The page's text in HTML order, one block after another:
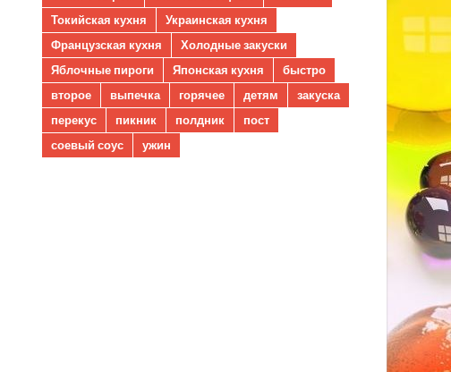
Токийская кухня
Украинская кухня
Французская кухня
Холодные закуски
Яблочные пироги
Японская кухня
быстро
второе
выпечка горячее детям
закуска
перекус
пикник полдник
пост
соевый соус
ужин